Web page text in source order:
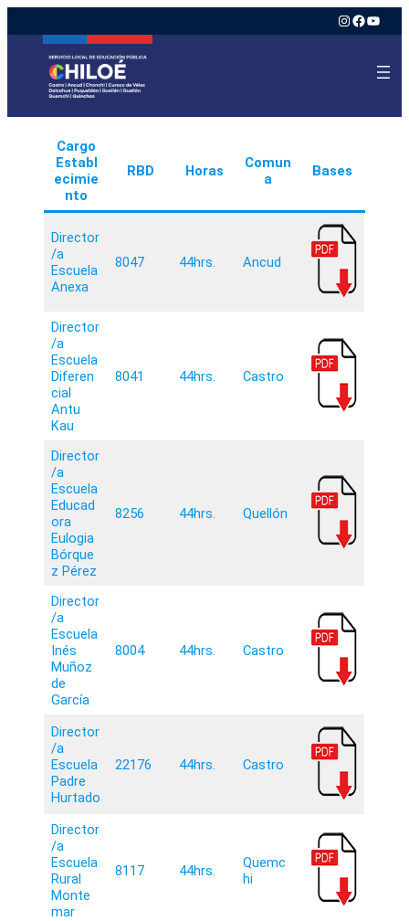
Instagram
Cargo
Establ
ecimie
nto
RBD Horas
Comun
a
Bases
Director
/a
Escuela
Anexa
8047 44hrs. Ancud
Director
/a
Escuela
Diferen
cial
Antu
Kau
8041 44hrs. Castro
Director
/a
Escuela
Educad
ora
Eulogia
Bórque
z Pérez
8256 44hrs. Quellón
Director
/a
Escuela
Inés
Muñoz
de
García
8004 44hrs. Castro
Director
/a
Escuela
Padre
Hurtado
22176 44hrs. Castro
Director
/a
Escuela
Rural
Monte
mar
8117 44hrs.
Quemc
hi